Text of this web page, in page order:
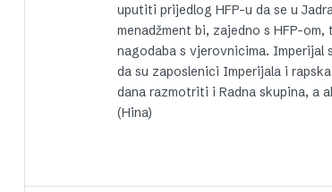
uputiti prijedlog HFP-u da se u
menadžment bi, zajedno s HFP-
nagodaba s vjerovnicima.
da su zaposlenici Imperijala i
dana razmotriti i Radna skupina, a
(Hina)